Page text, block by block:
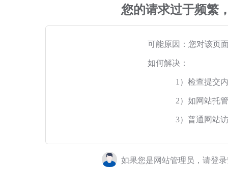
您的请求过于频繁
可能原因：您对该页
如何解决：
1）检查提交
2）如网站托
3）普通网站
如果您是网站管理员，请登